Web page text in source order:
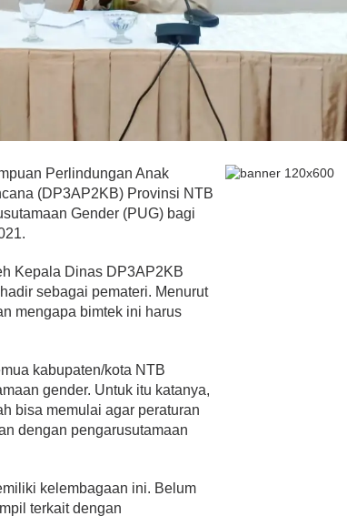
Perlindungan Anak
(DP3AP2KB) Provinsi NTB
Gender (PUG) bagi
Kepala Dinas DP3AP2KB
sebagai pemateri. Menurut
mengapa bimtek ini harus
kabupaten/kota NTB
gender. Untuk itu katanya,
bisa memulai agar peraturan
dengan pengarusutamaan
kelembagaan ini. Belum
terkait dengan